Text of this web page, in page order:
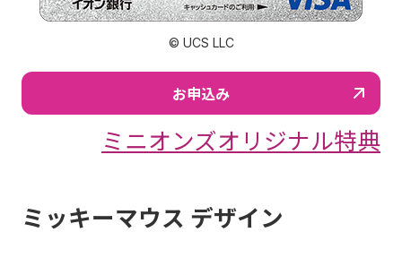
© UCS LLC
お申込み
ミニオンズオリジナル特典
ミッキーマウス デザイン